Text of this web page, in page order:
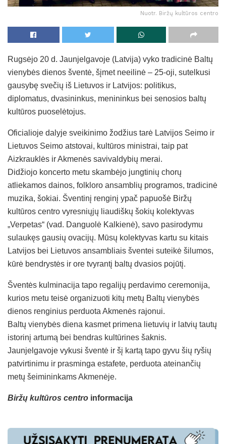
Nuotr. Biržų kultūros centro
Rugsėjo 20 d. Jaunjelgavoje (Latvija) vyko tradicinė Baltų
vienybės dienos šventė, šįmet neeilinė – 25-oji, sutelkusi
gausybę svečių iš Lietuvos ir Latvijos: politikus,
diplomatus, dvasininkus, menininkus bei senosios baltų
kultūros puoselėtojus.
Oficialioje dalyje sveikinimo žodžius tarė Latvijos Seimo ir
Lietuvos Seimo atstovai, kultūros ministrai, taip pat
Aizkrauklės ir Akmenės savivaldybių merai.
Didžiojo koncerto metu skambėjo jungtinių chorų
atliekamos dainos, folkloro ansamblių programos, tradicinė
muzika, šokiai. Šventinį renginį ypač papuošė Biržų
kultūros centro vyresniųjų liaudiškų šokių kolektyvas
„Verpetas“ (vad. Danguolė Kalkienė), savo pasirodymu
sulaukęs gausių ovacijų. Mūsų kolektyvas kartu su kitais
Latvijos bei Lietuvos ansambliais šventei suteikė šilumos,
kūrė bendrystės ir ore tvyrantį baltų dvasios pojūtį.
Šventės kulminacija tapo regalijų perdavimo ceremonija,
kurios metu teisė organizuoti kitų metų Baltų vienybės
dienos renginius perduota Akmenės rajonui.
Baltų vienybės diena kasmet primena lietuvių ir latvių tautų
istorinį artumą bei bendras kultūrines šaknis.
Jaunjelgavoje vykusi šventė ir šį kartą tapo gyvu šių ryšių
patvirtinimu ir prasminga estafete, perduota ateinančių
metų šeimininkams Akmenėje.
Biržų kultūros centro informacija